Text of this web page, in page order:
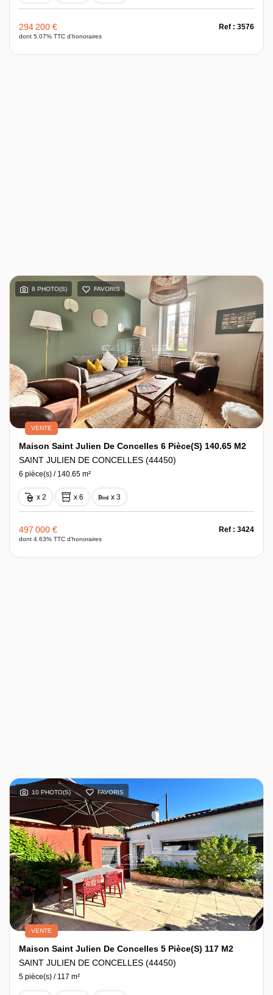
294 200 €
dont 5.07% TTC d'honoraires
Ref : 3576
8 PHOTO(S) FAVORIS
VENTE
Maison Saint Julien De Concelles 6 Pièce(s) 140.65 M2
SAINT JULIEN DE CONCELLES (44450)
6 pièce(s) / 140.65 m²
x 2 x 6 x 3
497 000 €
dont 4.63% TTC d'honoraires
Ref : 3424
10 PHOTO(S) FAVORIS
VENTE
Maison Saint Julien De Concelles 5 Pièce(s) 117 M2
SAINT JULIEN DE CONCELLES (44450)
5 pièce(s) / 117 m²